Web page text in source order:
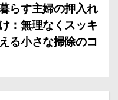
らす主婦の押入れ
：無理なくスッキ
る小さな掃除のコ